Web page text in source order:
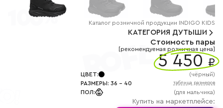
+7
(800)
777-
Каталог розничной продукции INDIGO KIDS
КАТЕГОРИЯ ДУТЫШИ
Стоимость пары
[рекомендуемая розничная цена]
5 450 ₽
ЦВЕТ: (чёрный)
РАЗМЕРЫ: 36 - 40 таблица размеров
ПОЛ: (для мальчика)
Купить на маркетплейсе: